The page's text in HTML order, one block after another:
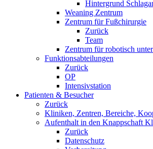
Hintergrund
Weaning Zentrum
Zentrum für Fußchirurgie
Zurück
Team
Zentrum für robotisch
Funktionsabteilungen
Zurück
OP
Intensivstation
Patienten & Besucher
Zurück
Kliniken, Zentren, Bereiche,
Aufenthalt in den Knappschaft
Zurück
Datenschutz